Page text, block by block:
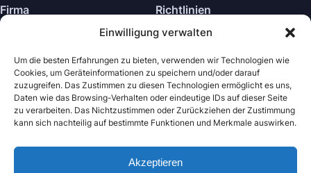
Einwilligung verwalten
Um die besten Erfahrungen zu bieten, verwenden wir Technologien wie
Cookies, um Geräteinformationen zu speichern und/oder darauf
zuzugreifen. Das Zustimmen zu diesen Technologien ermöglicht es uns,
Daten wie das Browsing-Verhalten oder eindeutige IDs auf dieser Seite
zu verarbeiten. Das Nichtzustimmen oder Zurückziehen der Zustimmung
kann sich nachteilig auf bestimmte Funktionen und Merkmale auswirken.
Akzeptieren
Firma
Kontaktiere uns
Supportzentrum
Richtlinien
Rückerstattungsrichtlinie
Datenschutzrichtlinie (EN)
Lizenzvereinbarung (EN)
Geschäftsbedingungen
Deinstallieren
Cookie-Richtlinie